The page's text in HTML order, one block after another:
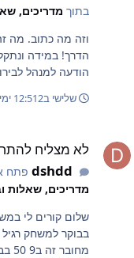
בתוך מדריכים,
וזה מה כתוב. מה
הדרך! במידה
הודעה למנהל
שלישי ב12:512 ימים
לא מצליח
dshddפתח
מדריכים, שאלות
בבוקר למשחק